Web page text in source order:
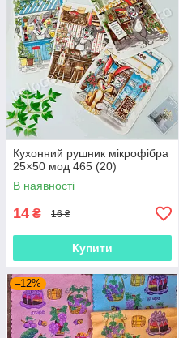
Кухонний рушник мікрофібра
25×50 мод 465 (20)
В наявності
14 ₴ 16 ₴
Купити
–12%